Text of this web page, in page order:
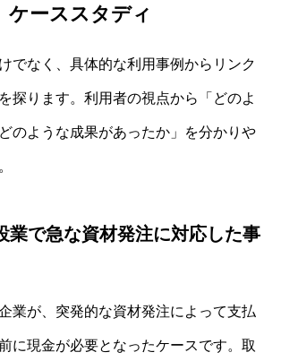
ケーススタディ
でなく、具体的な利用事例からリンク
探ります。利用者の視点から「どのよ
のような成果があったか」を分かりや
業で急な資材発注に対応した事
業が、突発的な資材発注によって支払
に現金が必要となったケースです。取